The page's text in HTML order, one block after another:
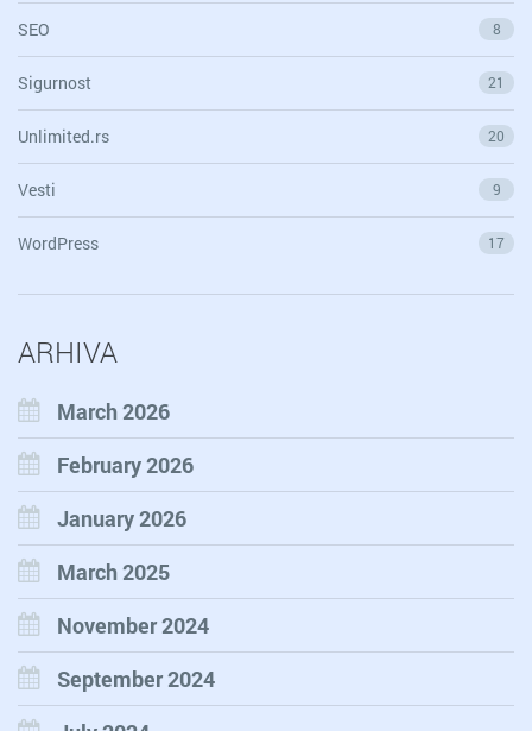
SEO 8
Sigurnost 21
Unlimited.rs 20
Vesti 9
WordPress 17
ARHIVA
March 2026
February 2026
January 2026
March 2025
November 2024
September 2024